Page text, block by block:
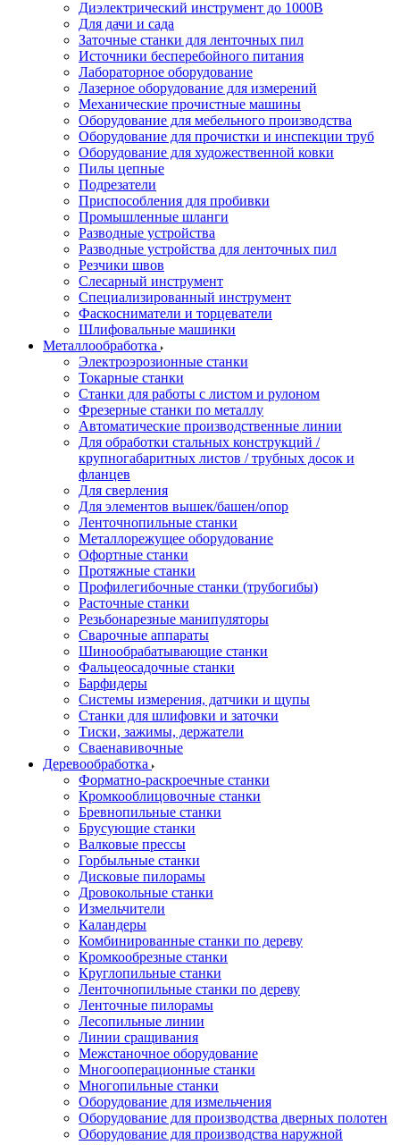
Диэлектрический инструмент до 1000В
Для дачи и сада
Заточные станки для ленточных пил
Источники бесперебойного питания
Лабораторное оборудование
Лазерное оборудование для измерений
Механические прочистные машины
Оборудование для мебельного производства
Оборудование для прочистки и инспекции труб
Оборудование для художественной ковки
Пилы цепные
Подрезатели
Приспособления для пробивки
Промышленные шланги
Разводные устройства
Разводные устройства для ленточных пил
Резчики швов
Слесарный инструмент
Специализированный инструмент
Фаскосниматели и торцеватели
Шлифовальные машинки
Металлообработка
Электроэрозионные станки
Токарные станки
Станки для работы с листом и рулоном
Фрезерные станки по металлу
Автоматические производственные линии
Для обработки стальных конструкций /
крупногабаритных листов / трубных досок и
фланцев
Для сверления
Для элементов вышек/башен/опор
Ленточнопильные станки
Металлорежущее оборудование
Офортные станки
Протяжные станки
Профилегибочные станки (трубогибы)
Расточные станки
Резьбонарезные манипуляторы
Сварочные аппараты
Шинообрабатывающие станки
Фальцеосадочные станки
Барфидеры
Системы измерения, датчики и щупы
Станки для шлифовки и заточки
Тиски, зажимы, держатели
Cваенавивочные
Деревообработка
Форматно-раскроечные станки
Кромкооблицовочные станки
Бревнопильные станки
Брусующие станки
Валковые прессы
Горбыльные станки
Дисковые пилорамы
Дровокольные станки
Измельчители
Каландеры
Комбинированные станки по дереву
Кромкообрезные станки
Круглопильные станки
Ленточнопильные станки по дереву
Ленточные пилорамы
Лесопильные линии
Линии сращивания
Межстаночное оборудование
Многооперационные станки
Многопильные станки
Оборудование для измельчения
Оборудование для производства дверных полотен
Оборудование для производства наружной